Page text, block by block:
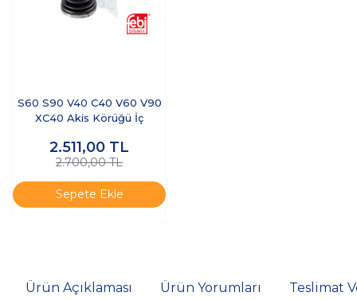
S60 S90 V40 C40 V60 V90
XC40 Akis Körüğü İç
2.511,00 TL
2.700,00 TL
Sepete Ekle
Ürün Açıklaması Ürün Yorumları Teslimat